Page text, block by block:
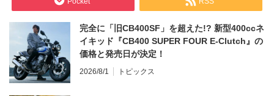
完全に「旧CB400SF」を超えた!? 新型400ccネ
イキッド『CB400 SUPER FOUR E-Clutch』の
価格と発売日が決定！
2026/8/1 トピックス